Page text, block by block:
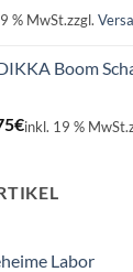
% MwSt.zzgl.
Boom
€Aktueller
15,75€.
inkl. 19 % MwSt.
Labor